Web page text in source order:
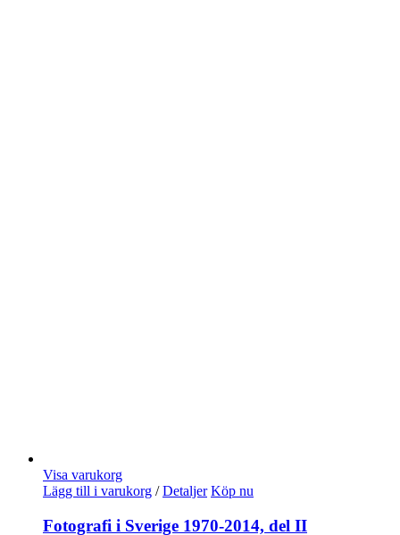
Visa varukorg
Lägg till i varukorg / Detaljer Köp nu
Fotografi i Sverige 1970-2014, del II